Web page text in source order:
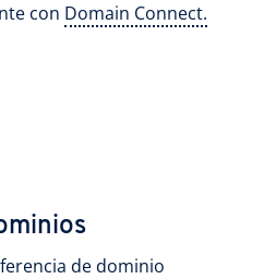
con Domain Connect.
de dominio